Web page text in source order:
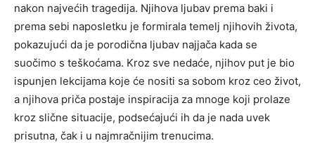
nakon najvećih tragedija. Njihova ljubav prema baki i
prema sebi naposletku je formirala temelj njihovih života,
pokazujući da je porodična ljubav najjača kada se
suočimo s teškoćama. Kroz sve nedaće, njihov put je bio
ispunjen lekcijama koje će nositi sa sobom kroz ceo život,
a njihova priča postaje inspiracija za mnoge koji prolaze
kroz slične situacije, podsećajući ih da je nada uvek
prisutna, čak i u najmračnijim trenucima.